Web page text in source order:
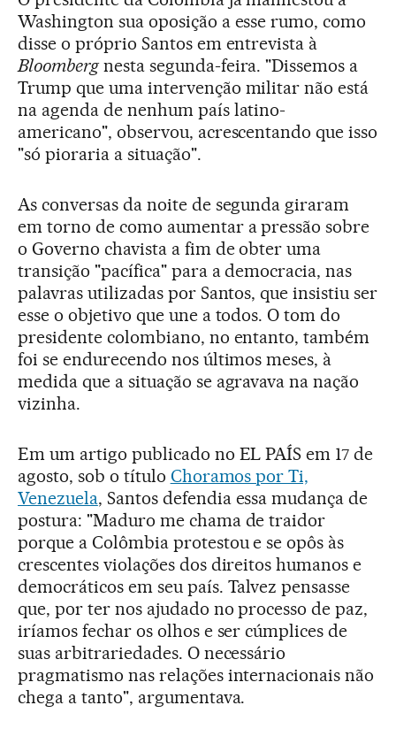
Washington sua oposição a esse rumo, como
disse o próprio Santos em entrevista à
Bloombergnesta segunda-feira. "Dissemos a
Trump que uma intervenção militar não está
na agenda de nenhum país latino-
americano", observou, acrescentando que isso
"só pioraria a situação".
As conversas da noite de segunda giraram
em torno de como aumentar a pressão sobre
o Governo chavista a fim de obter uma
transição "pacífica" para a democracia, nas
palavras utilizadas por Santos, que insistiu ser
esse o objetivo que une a todos. O tom do
presidente colombiano, no entanto, também
foi se endurecendo nos últimos meses, à
medida que a situação se agravava na nação
vizinha.
Em um artigo publicado no EL PAÍS em 17 de
agosto, sob o título Choramos por Ti,
Venezuela, Santos defendia essa mudança de
postura: "Maduro me chama de traidor
porque a Colômbia protestou e se opôs às
crescentes violações dos direitos humanos e
democráticos em seu país. Talvez pensasse
que, por ter nos ajudado no processo de paz,
iríamos fechar os olhos e ser cúmplices de
suas arbitrariedades. O necessário
pragmatismo nas relações internacionais não
chega a tanto", argumentava.